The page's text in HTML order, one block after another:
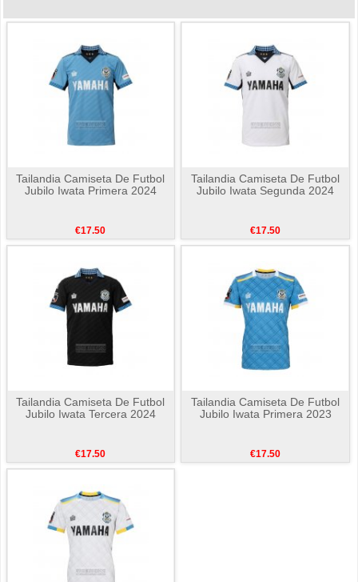
Tailandia Camiseta De Futbol
Jubilo Iwata Primera 2024
€17.50
Tailandia Camiseta De Futbol
Jubilo Iwata Segunda 2024
€17.50
Tailandia Camiseta De Futbol
Jubilo Iwata Tercera 2024
€17.50
Tailandia Camiseta De Futbol
Jubilo Iwata Primera 2023
€17.50